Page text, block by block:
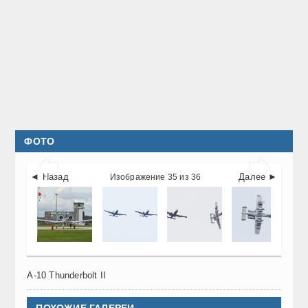
ФОТО
 
◄ Назад Далее ►
Изображение 35 из 36
A-10 Thunderbolt II